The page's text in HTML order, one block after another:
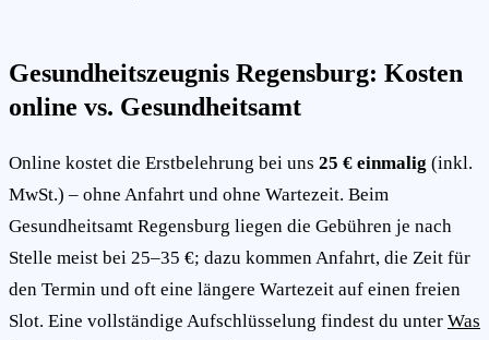
Gesundheitszeugnis Regensburg: Kosten
online vs. Gesundheitsamt
Online kostet die Erstbelehrung bei uns 25 € einmalig (inkl.
MwSt.) – ohne Anfahrt und ohne Wartezeit. Beim
Gesundheitsamt Regensburg liegen die Gebühren je nach
Stelle meist bei 25–35 €; dazu kommen Anfahrt, die Zeit für
den Termin und oft eine längere Wartezeit auf einen freien
Slot. Eine vollständige Aufschlüsselung findest du unter Was